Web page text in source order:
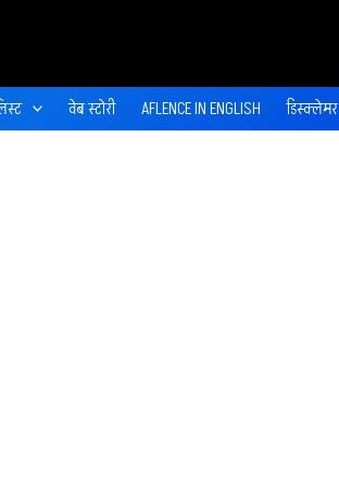
वेब स्‍टोरी AFLENCE IN ENGLISH डिस्‍क्‍लेमर